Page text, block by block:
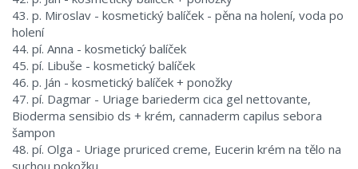
43. p. Miroslav - kosmetický balíček - pěna na holení, voda po
holení
44. pí. Anna - kosmetický balíček
45. pí. Libuše - kosmetický balíček
46. p. Ján - kosmetický balíček + ponožky
47. pí. Dagmar - Uriage bariederm cica gel nettovante,
Bioderma sensibio ds + krém, cannaderm capilus sebora
šampon
48. pí. Olga - Uriage pruriced creme, Eucerin krém na tělo na
suchou pokožku